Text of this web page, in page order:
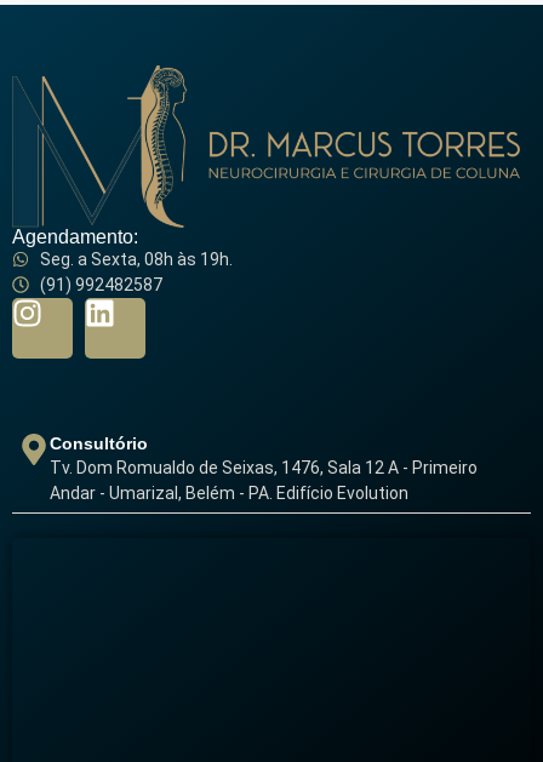
Agendamento:
Seg. a Sexta, 08h às 19h.
(91) 992482587
Consultório
Tv. Dom Romualdo de Seixas, 1476, Sala 12 A - Primeiro
Andar - Umarizal, Belém - PA. Edifício Evolution